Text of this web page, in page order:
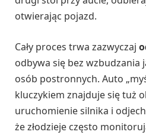
otwierając pojazd.
Cały proces trwa zazwyczaj
odbywa się bez
osób postronnych. Auto
kluczykiem znajduje się tuż
uruchomienie silnika i
że złodzieje często